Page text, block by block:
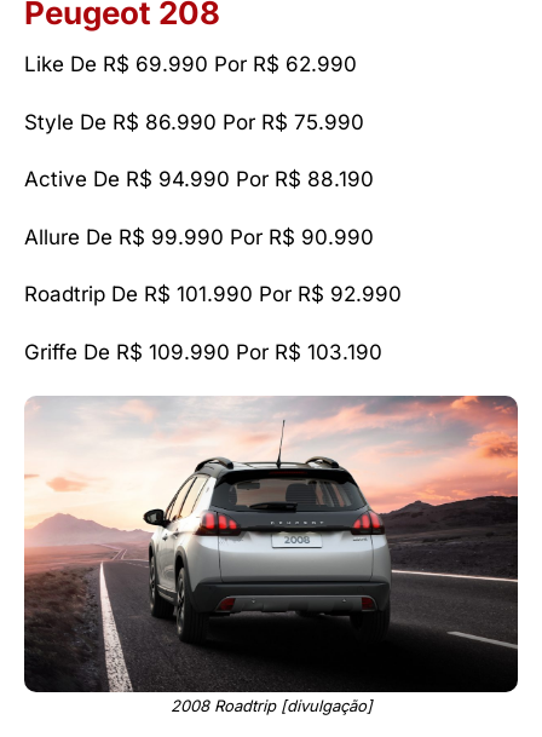
Peugeot 208
Like De R$ 69.990 Por R$ 62.990
Style De R$ 86.990 Por R$ 75.990
Active De R$ 94.990 Por R$ 88.190
Allure De R$ 99.990 Por R$ 90.990
Roadtrip De R$ 101.990 Por R$ 92.990
Griffe De R$ 109.990 Por R$ 103.190
2008 Roadtrip [divulgação]